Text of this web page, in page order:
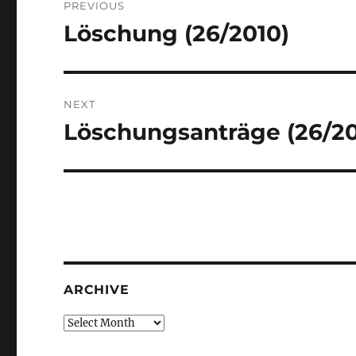
navigation
PREVIOUS
Previous
Löschung (26/2010)
NEXT
Next
Löschungsanträge (26/
ARCHIVE
Archive